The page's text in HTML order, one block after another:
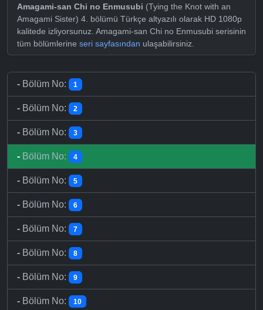
Amagami-san Chi no Enmusubi (Tying the Knot with an
Amagami Sister) 4. bölümü Türkçe altyazılı olarak HD 1080p
kalitede izliyorsunuz. Amagami-san Chi no Enmusubi serisinin
tüm bölümlerine seri sayfasından ulaşabilirsiniz.
- Bölüm No: 1
- Bölüm No: 2
- Bölüm No: 3
- Bölüm No: 4
- Bölüm No: 5
- Bölüm No: 6
- Bölüm No: 7
- Bölüm No: 8
- Bölüm No: 9
- Bölüm No: 10